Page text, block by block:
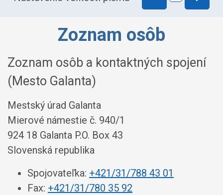
Zoznam osôb
Zoznam osôb a kontaktných spojení
(Mesto Galanta)
Mestský úrad Galanta
Mierové námestie č. 940/1
924 18 Galanta P.O. Box 43
Slovenská republika
Spojovateľka: +421/31/788 43 01
Fax: +421/31/780 35 92